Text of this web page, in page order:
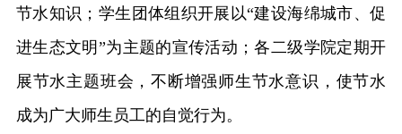
节水知识；学生团体组织开展以“建设海绵城市、促
进生态文明”为主题的宣传活动；各二级学院定期开
展节水主题班会，不断增强师生节水意识，使节水
成为广大师生员工的自觉行为。